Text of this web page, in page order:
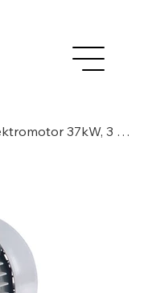
MT1 180LB/2 IEC Standard IE1 Elektromotor 37kW, 3 Phasen/ 2 Pole